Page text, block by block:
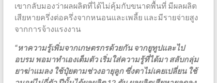
เขากลับมองว่าผลผลิตที่ได้ไม่คุ้มกับขนาดพื้นที่ มีผลผลิต
เสียหายครึ่งต่อครึ่งจากหนอนและเพลี้ย และมีรายจ่ายสูง
จากการจ้างแรงงาน
“หาความรู้เพิ่มจากเกษตรกรด้วยกัน จากยูทูปและไป
อบรม พอมาทำเองเต็มตัว เริ่มใส่ความรู้ที่ได้มา สลับกลุ่ม
ยาฆ่าแมลง ใช้ปุ๋ยตามช่วงอายุลูก ซึ่งตาไม่เคยเปลี่ยน ใช้